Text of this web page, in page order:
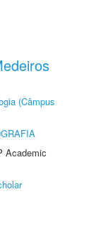
(Câmpus
Academic